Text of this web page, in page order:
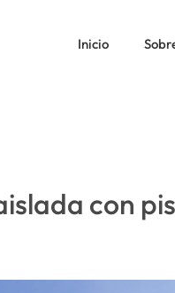
Inicio
con